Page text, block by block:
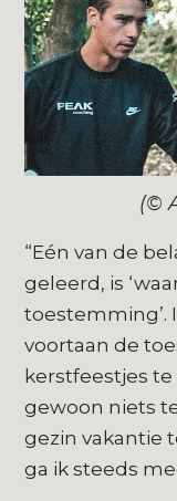
(©
“Eén van de
geleerd, is
toestemming’.
voortaan de
kerstfeestjes te
gewoon niets
gezin vakantie
ga ik steeds